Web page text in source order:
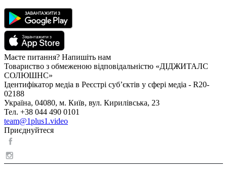
Маєте питання? Напишіть нам
Товариство з обмеженою відповідальністю «ДІДЖИТАЛС
СОЛЮШНС»
Ідентифікатор медіа в Реєстрі суб’єктів у сфері медіа - R20-
02188
Україна, 04080, м. Київ, вул. Кирилівська, 23
Тел. +38 044 490 0101
team@1plus1.video
Приєднуйтеся